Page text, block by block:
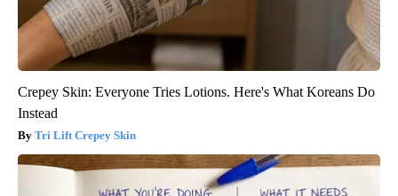
Crepey Skin: Everyone Tries Lotions. Here's What Koreans Do
Instead
Tri Lift Crepey Skin